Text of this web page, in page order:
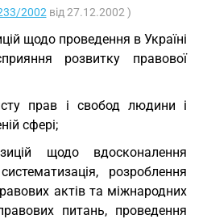
2002 від 27.12.2002 )
щодо проведення в Україні
розвитку правової
прав і свобод людини і
сфері;
щодо вдосконалення
розроблення
актів та міжнародних
питань, проведення